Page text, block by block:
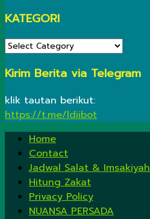
KATEGORI
KATEGORI
Kirim Berita via Telegram
klik tautan berikut:
https://t.me/ldiibot
Home
Contact
Jadwal Salat & Imsakiyah
Hitung Zakat
Privacy Policy
NUANSA PERSADA